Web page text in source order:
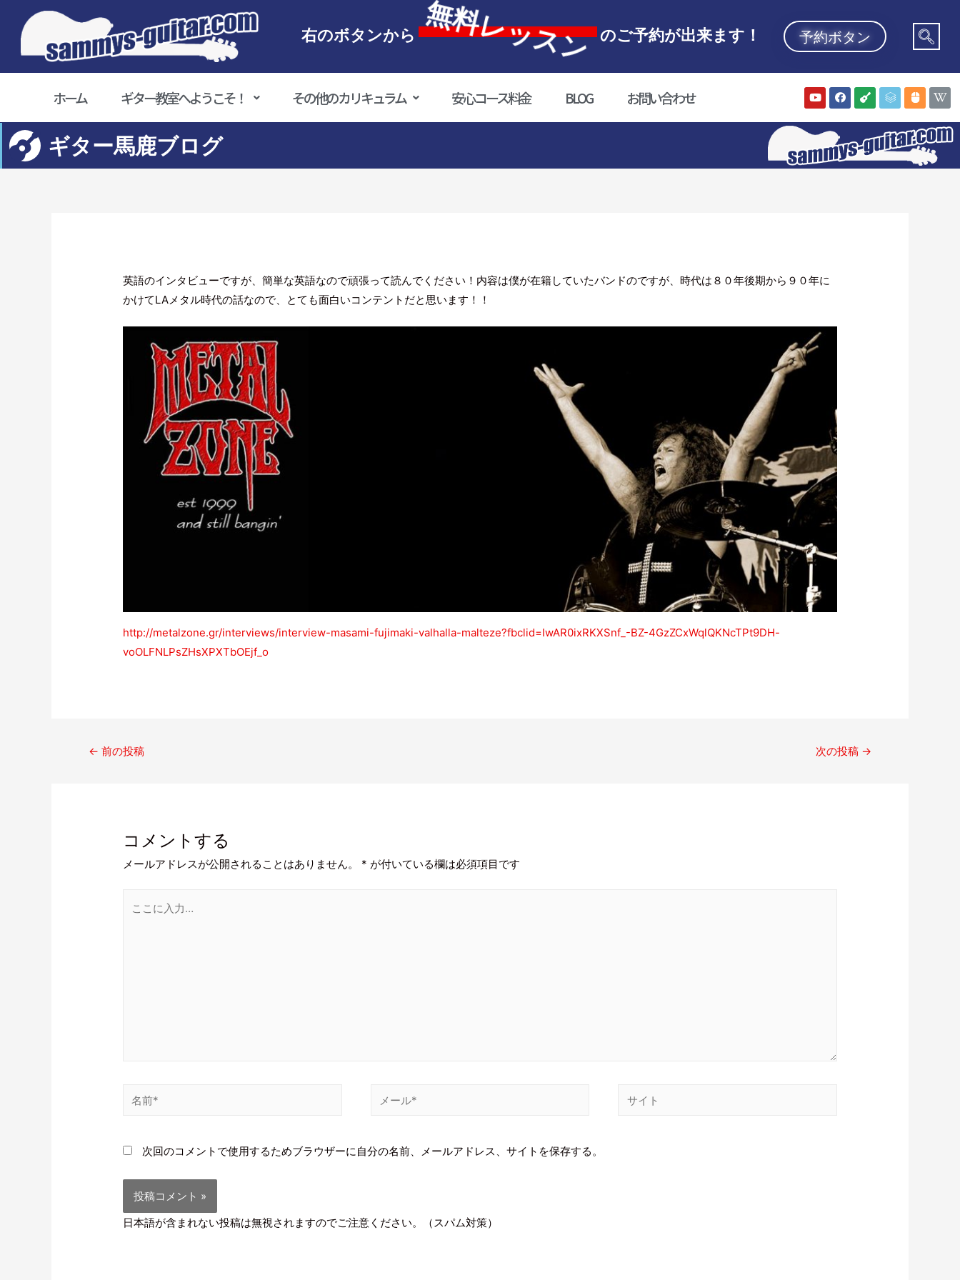
右のボタンから 無料レッスン のご予約が出来ます！ 予約ボタン
ホーム ギター教室へようこそ！ その他のカリキュラム 安心コース料金 BLOG お問い合わせ
ギター馬鹿ブログ
英語のインタビューですが、簡単な英語なので頑張って読んでください！内容は僕が在籍していたバンドのですが、時代は８０年後期から９０年に
かけてLAメタル時代の話なので、とても面白いコンテントだと思います！！
http://metalzone.gr/interviews/interview-masami-fujimaki-valhalla-malteze?fbclid=IwAR0ixRKXSnf_-BZ-4GzZCxWqlQKNcTPt9DH-
voOLFNLPsZHsXPXTbOEjf_o
← 前の投稿 次の投稿 →
コメントする
メールアドレスが公開されることはありません。 * が付いている欄は必須項目です
次回のコメントで使用するためブラウザーに自分の名前、メールアドレス、サイトを保存する。
日本語が含まれない投稿は無視されますのでご注意ください。（スパム対策）